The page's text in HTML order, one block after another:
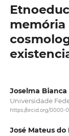
memória
Joselma Bianca
Universidade
https://orcid.org/0000-
José Mateus